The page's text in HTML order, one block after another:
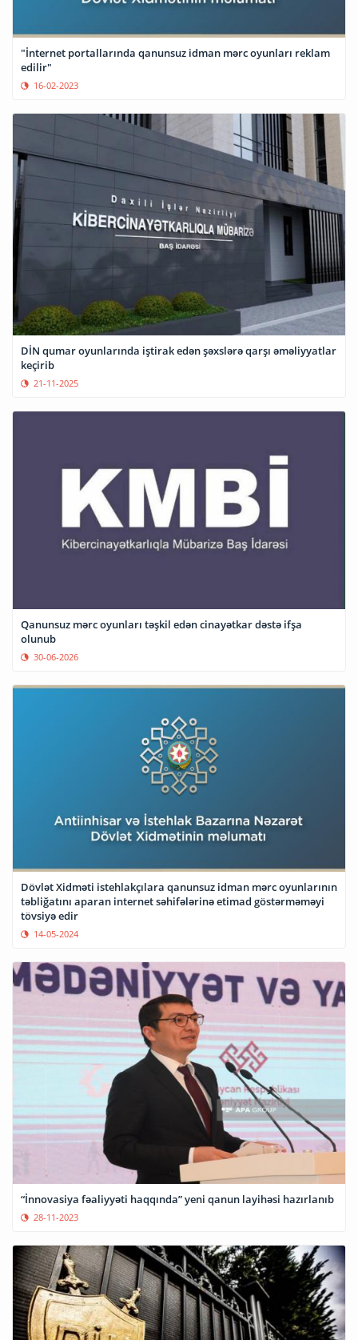
"İnternet portallarında qanunsuz idman mərc oyunları reklam
edilir"
16-02-2023
DİN qumar oyunlarında iştirak edən şəxslərə qarşı əməliyyatlar
keçirib
21-11-2025
Qanunsuz mərc oyunları təşkil edən cinayətkar dəstə ifşa
olunub
30-06-2026
Dövlət Xidməti istehlakçılara qanunsuz idman mərc oyunlarının
təbliğatını aparan internet səhifələrinə etimad göstərməməyi
tövsiyə edir
14-05-2024
“İnnovasiya fəaliyyəti haqqında” yeni qanun layihəsi hazırlanıb
28-11-2023